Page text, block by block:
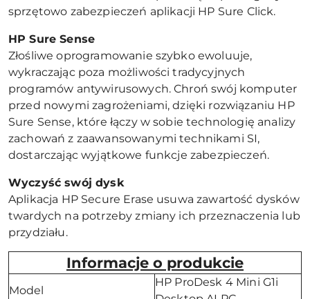
sprzętowo zabezpieczeń aplikacji HP Sure Click.
HP Sure Sense
Złośliwe oprogramowanie szybko ewoluuje,
wykraczając poza możliwości tradycyjnych
programów antywirusowych. Chroń swój komputer
przed nowymi zagrożeniami, dzięki rozwiązaniu HP
Sure Sense, które łączy w sobie technologię analizy
zachowań z zaawansowanymi technikami SI,
dostarczając wyjątkowe funkcje zabezpieczeń.
Wyczyść swój dysk
Aplikacja HP Secure Erase usuwa zawartość dysków
twardych na potrzeby zmiany ich przeznaczenia lub
przydziału.
Informacje o produkcie
Model
HP ProDesk 4 Mini G1i